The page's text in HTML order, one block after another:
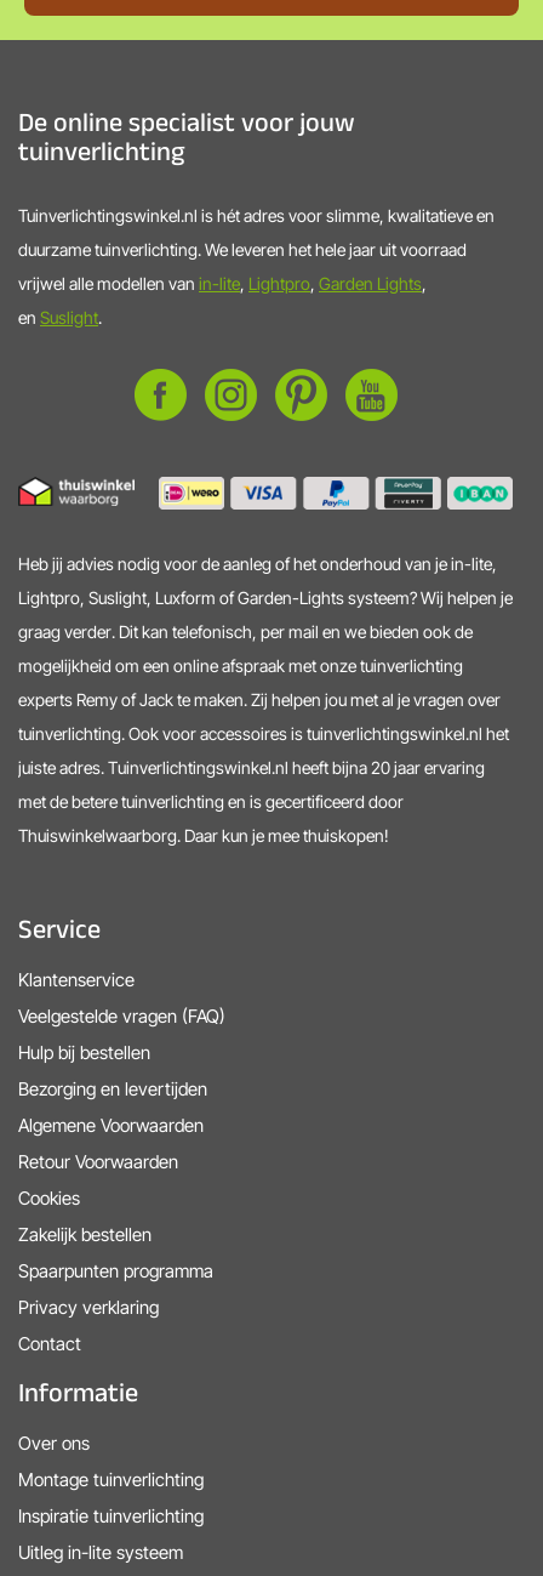
De online specialist voor jouw
tuinverlichting
Tuinverlichtingswinkel.nl is hét adres voor slimme, kwalitatieve en
duurzame tuinverlichting. We leveren het hele jaar uit voorraad
vrijwel alle modellen van in-lite, Lightpro, Garden Lights,
en Suslight.
Heb jij advies nodig voor de aanleg of het onderhoud van je in-lite,
Lightpro, Suslight, Luxform of Garden-Lights systeem? Wij helpen je
graag verder. Dit kan telefonisch, per mail en we bieden ook de
mogelijkheid om een online afspraak met onze tuinverlichting
experts Remy of Jack te maken. Zij helpen jou met al je vragen over
tuinverlichting. Ook voor accessoires is tuinverlichtingswinkel.nl het
juiste adres. Tuinverlichtingswinkel.nl heeft bijna 20 jaar ervaring
met de betere tuinverlichting en is gecertificeerd door
Thuiswinkelwaarborg. Daar kun je mee thuiskopen!
Service
Klantenservice
Veelgestelde vragen (FAQ)
Hulp bij bestellen
Bezorging en levertijden
Algemene Voorwaarden
Retour Voorwaarden
Cookies
Zakelijk bestellen
Spaarpunten programma
Privacy verklaring
Contact
Informatie
Over ons
Montage tuinverlichting
Inspiratie tuinverlichting
Uitleg in-lite systeem